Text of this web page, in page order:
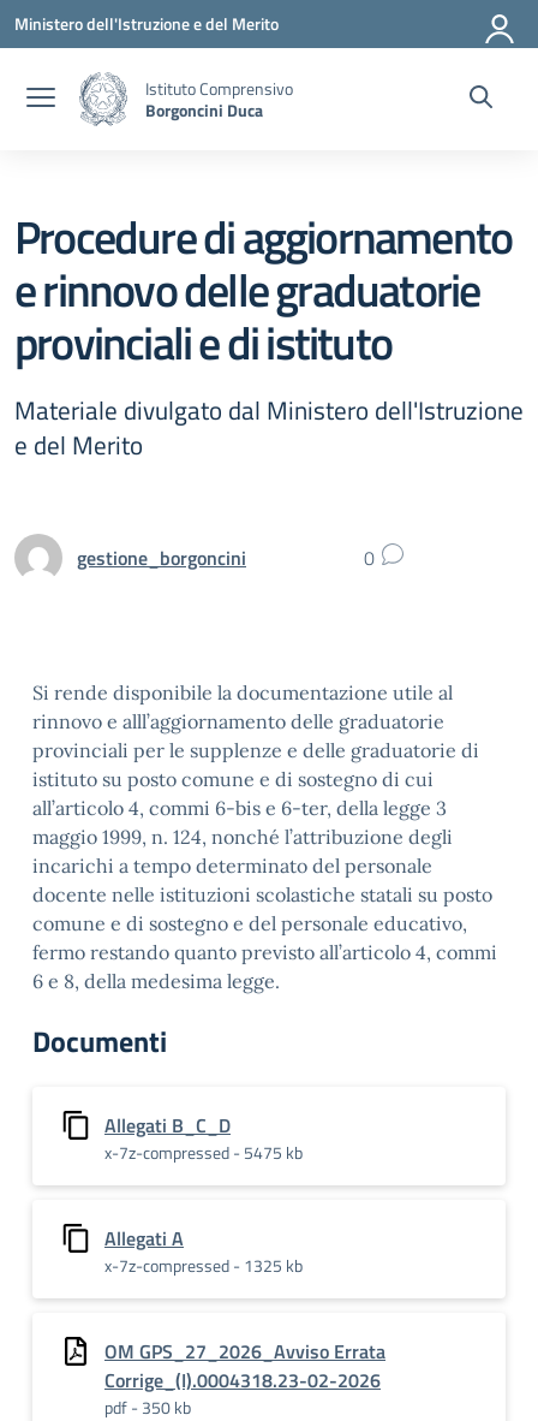
Vai ai contenuti
Vai al menu di navigazione
Vai al footer
Ministero dell'Istruzione e del Merito
Istituto Comprensivo
Borgoncini Duca
Procedure di aggiornamento
e rinnovo delle graduatorie
provinciali e di istituto
Materiale divulgato dal Ministero dell'Istruzione
e del Merito
gestione_borgoncini 0
Si rende disponibile la documentazione utile al
rinnovo e alll’aggiornamento delle graduatorie
provinciali per le supplenze e delle graduatorie di
istituto su posto comune e di sostegno di cui
all’articolo 4, commi 6-bis e 6-ter, della legge 3
maggio 1999, n. 124, nonché l’attribuzione degli
incarichi a tempo determinato del personale
docente nelle istituzioni scolastiche statali su posto
comune e di sostegno e del personale educativo,
fermo restando quanto previsto all’articolo 4, commi
6 e 8, della medesima legge.
Documenti
Allegati B_C_D
x-7z-compressed - 5475 kb
Allegati A
x-7z-compressed - 1325 kb
OM GPS_27_2026_Avviso Errata
Corrige_(I).0004318.23-02-2026
pdf - 350 kb